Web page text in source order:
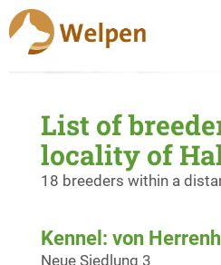
List of
locality of
18 breeders within a
Kennel: von
Neue Siedlung 3